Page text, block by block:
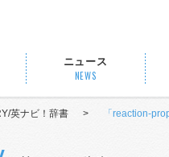
ニュース
NEWS
英ナビ！辞書 > 「reaction-